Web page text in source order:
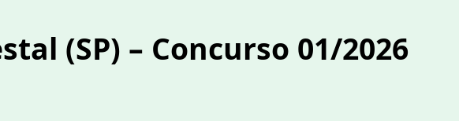
(SP) – Concurso 01/2026